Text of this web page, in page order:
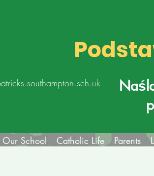
Our School Catholic Life Parents